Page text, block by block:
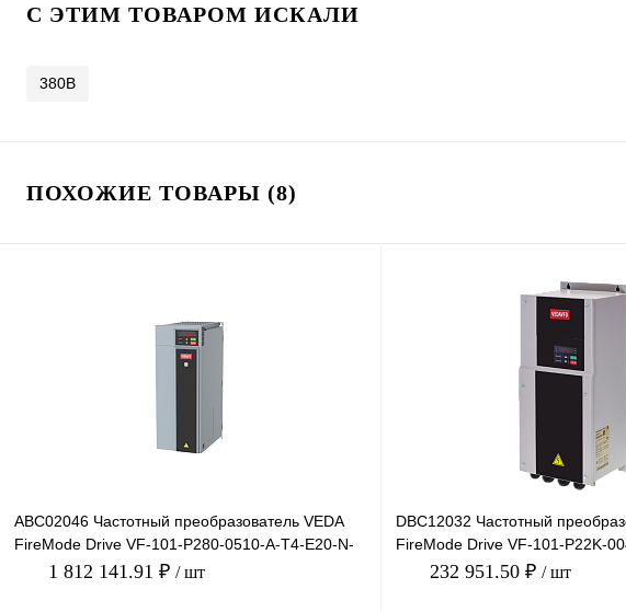
C ЭТИМ ТОВАРОМ ИСКАЛИ
380В
ПОХОЖИЕ ТОВАРЫ (8)
ABC02046 Частотный преобразователь VEDA
FireMode Drive VF-101-P280-0510-A-T4-E20-N-
H-D-SW01, 380В, 2
1 812 141.91 ₽ / шт
DBC12032 Частотный
FireMode Drive VF-101-P22K-
H-SW01, 380В, 22к
232 951.50 ₽ / шт